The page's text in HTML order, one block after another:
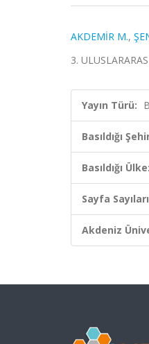
AKDEMİR M.,
3.
Yayın Türü:
Basıldığı
Basıldığı Ülke:
Sayfa
Akdeniz